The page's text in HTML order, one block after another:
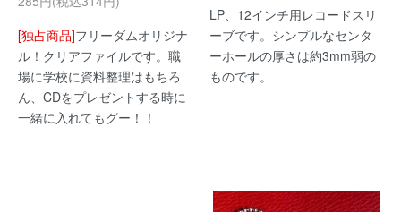
[独占商品]フリーダムオリジナ
ル！クリアファイルです。職
場に学校に資料整理はもちろ
ん、CDをプレゼントする時に
一緒に入れてもグー！！
LP、12インチ用レコードスリ
ーブです。シンプルなセンタ
ーホールの厚さは約3mm弱の
ものです。